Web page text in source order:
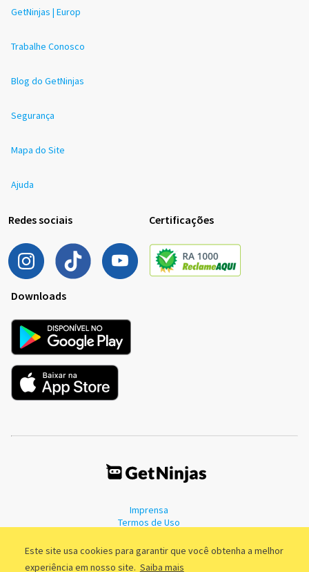
Este site usa cookies para garantir que você obtenha a melhor
experiência em nosso site. Saiba mais
GetNinjas | Europ
Trabalhe Conosco
Blog do GetNinjas
Segurança
Mapa do Site
Ajuda
Redes sociais Certificações
Downloads
Imprensa
Termos de Uso